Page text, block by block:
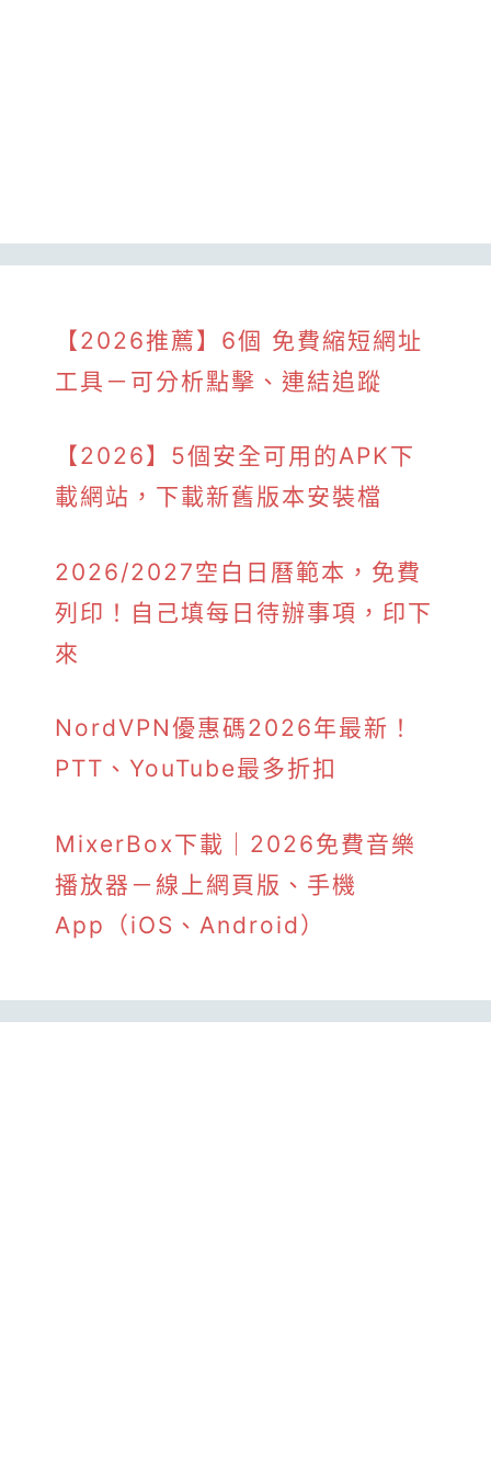
【2026推薦】6個 免費縮短網址
工具－可分析點擊、連結追蹤
【2026】5個安全可用的APK下
載網站，下載新舊版本安裝檔
2026/2027空白日曆範本，免費
列印！自己填每日待辦事項，印下
來
NordVPN優惠碼2026年最新！
PTT、YouTube最多折扣
MixerBox下載｜2026免費音樂
播放器－線上網頁版、手機
App（iOS、Android）